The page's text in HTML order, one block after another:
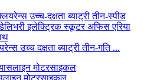
उच्च दक्षता ब्याट्री तीन-गति ...